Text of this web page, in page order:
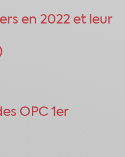
en 2022 et leur
OPC 1er